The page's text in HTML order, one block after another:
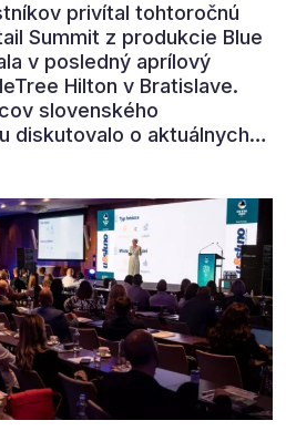
privítal tohtoročnú
Summit z produkcie Blue
v posledný aprílový
Hilton v Bratislave.
slovenského
diskutovalo o aktuálnych